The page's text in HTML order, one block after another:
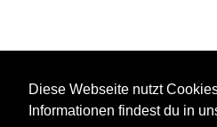
Diese Webseite nutzt
Informationen findest du in